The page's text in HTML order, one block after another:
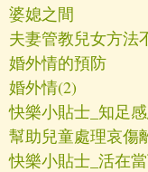
婆媳之間
夫妻管教兒女方法
婚外情的預防
婚外情(2)
快樂小貼士_知足
幫助兒童處理哀傷
快樂小貼士_活在